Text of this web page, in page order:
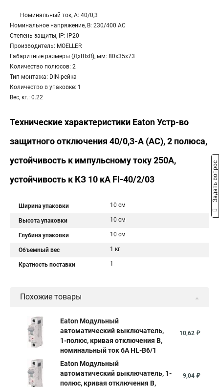
Номинальный ток, А: 40/0,3
Номинальное напряжение, В: 230/400 AC
Степень защиты, IP: IP20
Производитель: MOELLER
Габаритные размеры (ДхШхВ), мм: 80x35x73
Количество полюсов: 2
Тип монтажа: DIN-рейка
Количество в упаковке: 1
Вес, кг.: 0.22
Технические характеристики Eaton Устр-во
защитного отключения 40/0,3-А (AC), 2 полюса,
устойчивость к импульсному току 250А,
устойчивость к КЗ 10 кА FI-40/2/03
Ширина упаковки 10 см
Высота упаковки 10 см
Глубина упаковки 10 см
Объемный вес 1 кг
Кратность поставки 1
Похожие товары
Eaton Модульный
автоматический выключатель,
1-полюс, кривая отключения B,
номинальный ток 6А HL-B6/1
10,62 ₽
Eaton Модульный
автоматический выключатель, 1-
полюс, кривая отключения B,
9,04 ₽
Задать вопрос